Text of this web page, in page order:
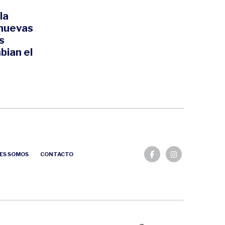
el
SOMOS CONTACTO